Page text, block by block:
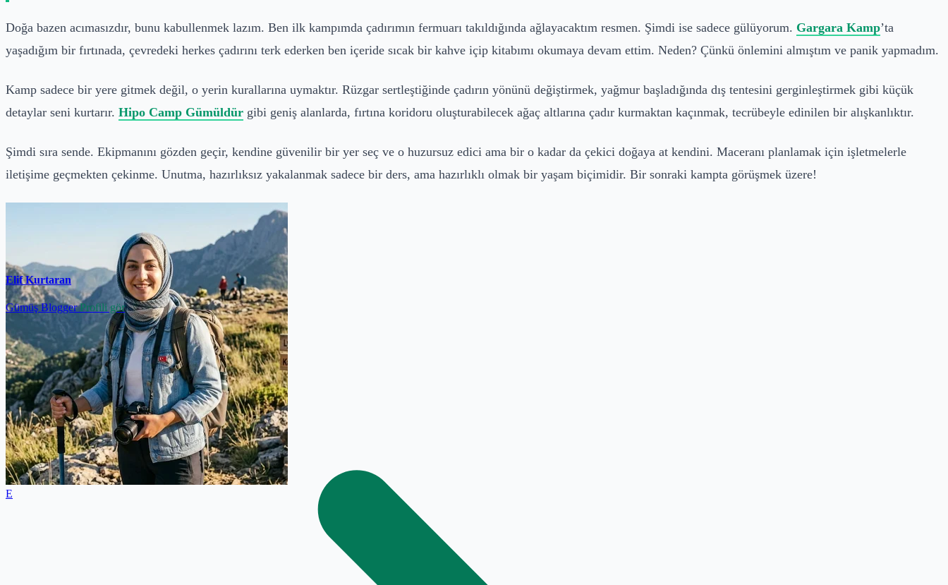
Doğa bazen acımasızdır, bunu kabullenmek lazım. Ben ilk kampımda çadırımın fermuarı takıldığında ağlayacaktım resmen. Şimdi ise sadece gülüyorum. Gargara Kamp’ta
yaşadığım bir fırtınada, çevredeki herkes çadırını terk ederken ben içeride sıcak bir kahve içip kitabımı okumaya devam ettim. Neden? Çünkü önlemini almıştım ve panik yapmadım.
Kamp sadece bir yere gitmek değil, o yerin kurallarına uymaktır. Rüzgar sertleştiğinde çadırın yönünü değiştirmek, yağmur başladığında dış tentesini gerginleştirmek gibi küçük
detaylar seni kurtarır. Hipo Camp Gümüldür gibi geniş alanlarda, fırtına koridoru oluşturabilecek ağaç altlarına çadır kurmaktan kaçınmak, tecrübeyle edinilen bir alışkanlıktır.
Şimdi sıra sende. Ekipmanını gözden geçir, kendine güvenilir bir yer seç ve o huzursuz edici ama bir o kadar da çekici doğaya at kendini. Maceranı planlamak için işletmelerle
iletişime geçmekten çekinme. Unutma, hazırlıksız yakalanmak sadece bir ders, ama hazırlıklı olmak bir yaşam biçimidir. Bir sonraki kampta görüşmek üzere!
E
Elif Kurtaran
Gümüş Blogger Profili gör